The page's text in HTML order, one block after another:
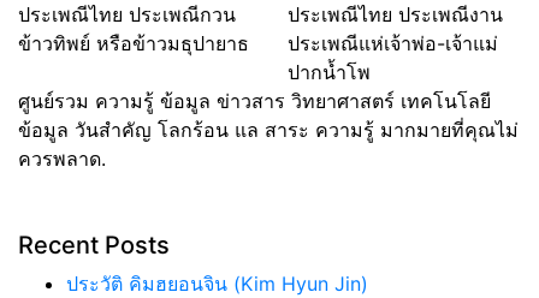
ประเพณีไทย ประเพณีกวน
ข้าวทิพย์ หรือข้าวมธุปายาธ
ประเพณีไทย ประเพณีงาน
ประเพณีแห่เจ้าพ่อ-เจ้าแม่
ปากน้ำโพ
ศูนย์รวม ความรู้ ข้อมูล ข่าวสาร วิทยาศาสตร์ เทคโนโลยี
ข้อมูล วันสำคัญ โลกร้อน แล สาระ ความรู้ มากมายที่คุณไม่
ควรพลาด.
Recent Posts
ประวัติ คิมฮยอนจิน (Kim Hyun Jin)